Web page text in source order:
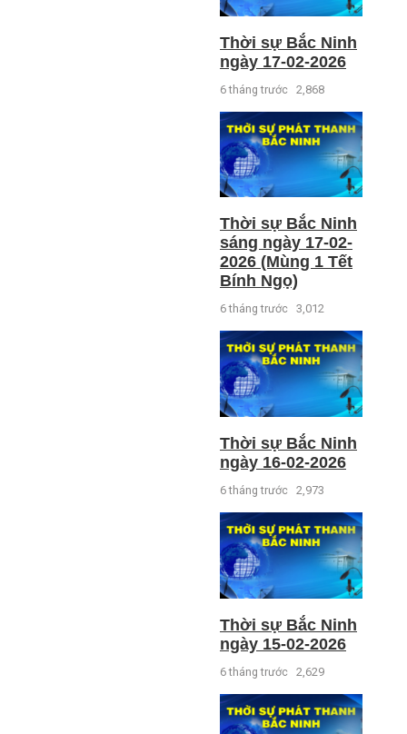
Thời sự Bắc Ninh
ngày 17-02-2026
6 tháng trước 2,868
Thời sự Bắc Ninh
sáng ngày 17-02-
2026 (Mùng 1 Tết
Bính Ngọ)
6 tháng trước 3,012
Thời sự Bắc Ninh
ngày 16-02-2026
6 tháng trước 2,973
Thời sự Bắc Ninh
ngày 15-02-2026
6 tháng trước 2,629